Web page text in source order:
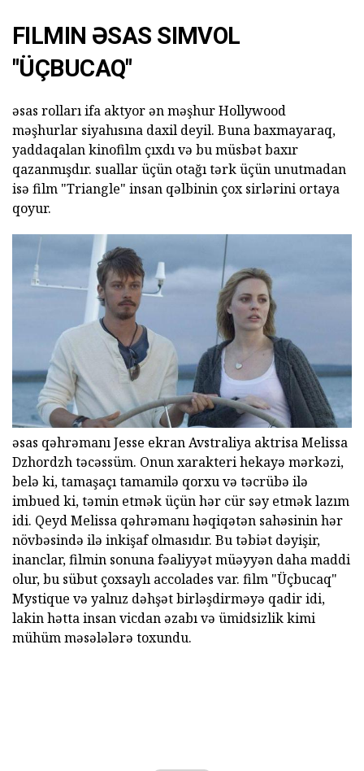
FILMIN ƏSAS SIMVOL
"ÜÇBUCAQ"
əsas rolları ifa aktyor ən məşhur Hollywood
məşhurlar siyahısına daxil deyil. Buna baxmayaraq,
yaddaqalan kinofilm çıxdı və bu müsbət baxır
qazanmışdır. suallar üçün otağı tərk üçün unutmadan
isə film "Triangle" insan qəlbinin çox sirlərini ortaya
qoyur.
əsas qəhrəmanı Jesse ekran Avstraliya aktrisa Melissa
Dzhordzh təcəssüm. Onun xarakteri hekayə mərkəzi,
belə ki, tamaşaçı tamamilə qorxu və təcrübə ilə
imbued ki, təmin etmək üçün hər cür səy etmək lazım
idi. Qeyd Melissa qəhrəmanı həqiqətən sahəsinin hər
növbəsində ilə inkişaf olmasıdır. Bu təbiət dəyişir,
inanclar, filmin sonuna fəaliyyət müəyyən daha maddi
olur, bu sübut çoxsaylı accolades var. film "Üçbucaq"
Mystique və yalnız dəhşət birləşdirməyə qadir idi,
lakin hətta insan vicdan əzabı və ümidsizlik kimi
mühüm məsələlərə toxundu.